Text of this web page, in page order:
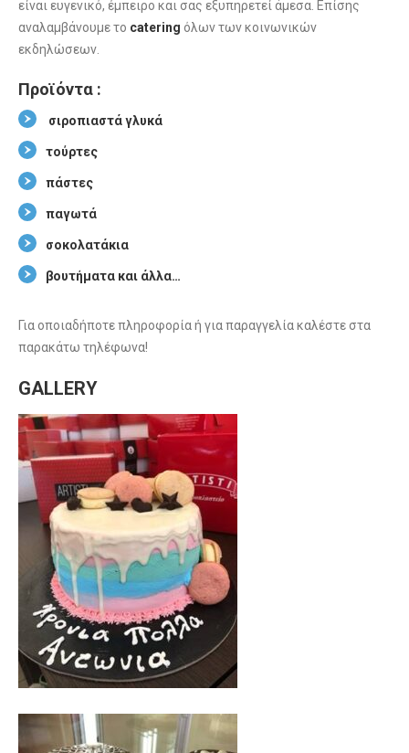
είναι ευγενικό, έμπειρο και σας εξυπηρετεί άμεσα. Επίσης
αναλαμβάνουμε το catering όλων των κοινωνικών
εκδηλώσεων.
Προϊόντα :
σιροπιαστά γλυκά
τούρτες
πάστες
παγωτά
σοκολατάκια
βουτήματα και άλλα…
Για οποιαδήποτε πληροφορία ή για παραγγελία καλέστε στα
παρακάτω τηλέφωνα!
GALLERY